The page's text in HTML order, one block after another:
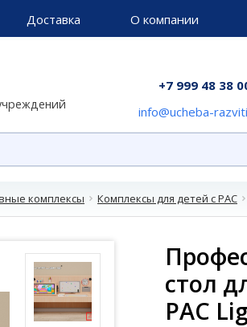
Доставка О компании
+7 999 48 38
info@ucheba-
комплексы Комплексы для детей с РАС
стол
РАС